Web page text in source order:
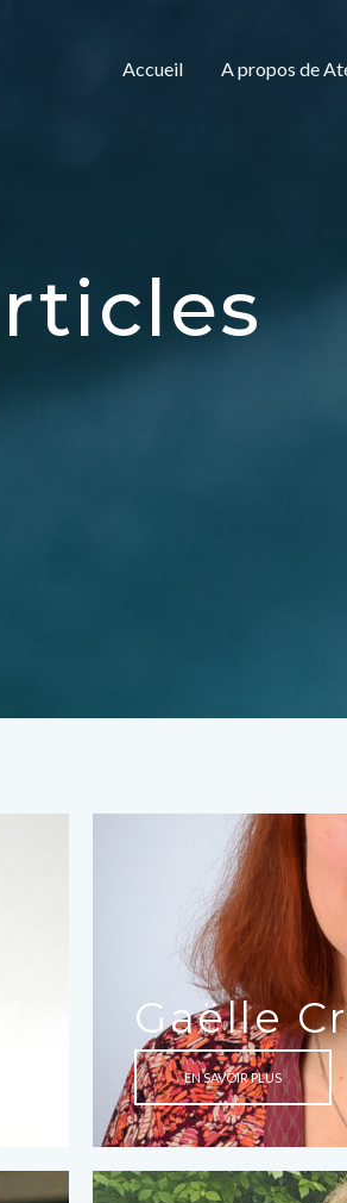
Accueil A propos de
Gaëlle
EN SAVOIR PLUS